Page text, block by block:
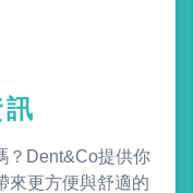
？Dent&Co提供你
來更方便與舒適的